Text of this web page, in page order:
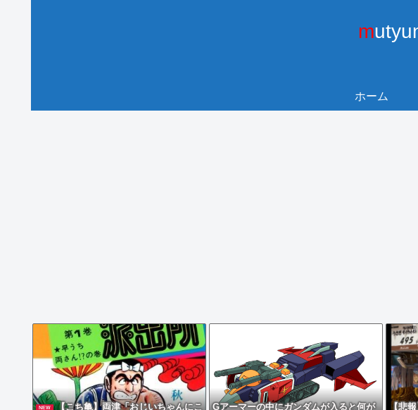
ホーム
NEW
【こち亀】両津「おじいちゃんにこ
Gアーマーの中にガンダムが入ると何が
【悲